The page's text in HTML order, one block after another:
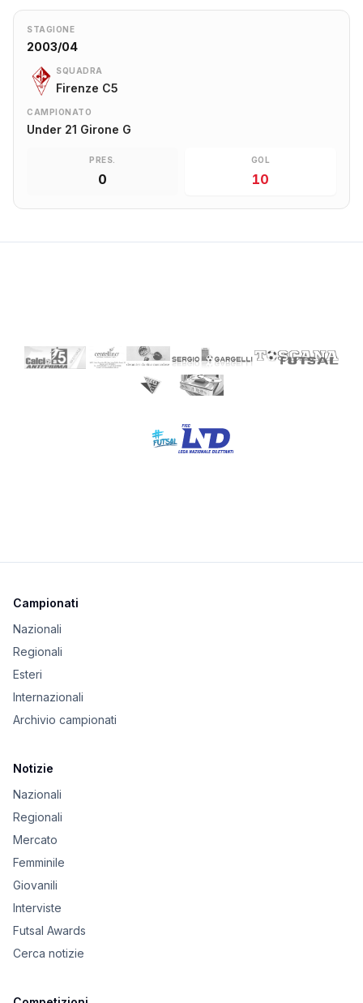
STAGIONE
2003/04
SQUADRA
Firenze C5
CAMPIONATO
Under 21 Girone G
PRES.
0
GOL
10
Campionati
Nazionali
Regionali
Esteri
Internazionali
Archivio campionati
Notizie
Nazionali
Regionali
Mercato
Femminile
Giovanili
Interviste
Futsal Awards
Cerca notizie